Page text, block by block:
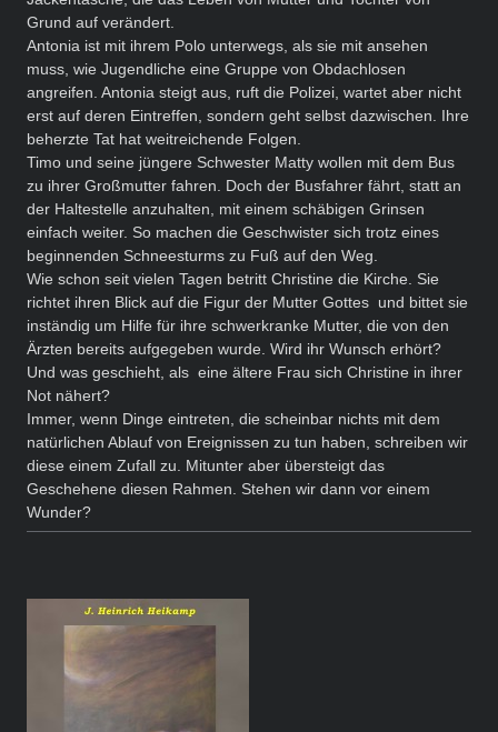
Grund auf verändert.
Antonia ist mit ihrem Polo unterwegs, als sie mit ansehen
muss, wie Jugendliche eine Gruppe von Obdachlosen
angreifen. Antonia steigt aus, ruft die Polizei, wartet aber nicht
erst auf deren Eintreffen, sondern geht selbst dazwischen. Ihre
beherzte Tat hat weitreichende Folgen.
Timo und seine jüngere Schwester Matty wollen mit dem Bus
zu ihrer Großmutter fahren. Doch der Busfahrer fährt, statt an
der Haltestelle anzuhalten, mit einem schäbigen Grinsen
einfach weiter. So machen die Geschwister sich trotz eines
beginnenden Schneesturms zu Fuß auf den Weg.
Wie schon seit vielen Tagen betritt Christine die Kirche. Sie
richtet ihren Blick auf die Figur der Mutter Gottes und bittet sie
inständig um Hilfe für ihre schwerkranke Mutter, die von den
Ärzten bereits aufgegeben wurde. Wird ihr Wunsch erhört?
Und was geschieht, als eine ältere Frau sich Christine in ihrer
Not nähert?
Immer, wenn Dinge eintreten, die scheinbar nichts mit dem
natürlichen Ablauf von Ereignissen zu tun haben, schreiben wir
diese einem Zufall zu. Mitunter aber übersteigt das
Geschehene diesen Rahmen. Stehen wir dann vor einem
Wunder?